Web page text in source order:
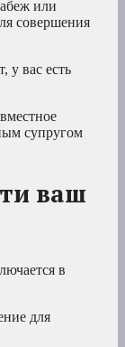
или
совершения
у вас есть
супругом
ваш
в
для